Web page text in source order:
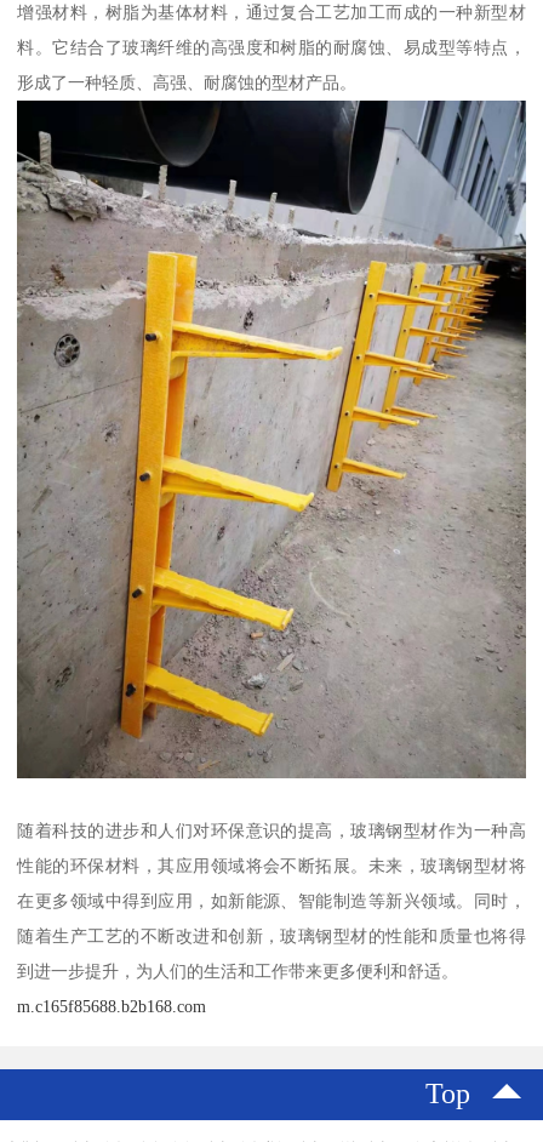
增强材料，树脂为基体材料，通过复合工艺加工而成的一种新型材
料。它结合了玻璃纤维的高强度和树脂的耐腐蚀、易成型等特点，
形成了一种轻质、高强、耐腐蚀的型材产品。
随着科技的进步和人们对环保意识的提高，玻璃钢型材作为一种高
性能的环保材料，其应用领域将会不断拓展。未来，玻璃钢型材将
在更多领域中得到应用，如新能源、智能制造等新兴领域。同时，
随着生产工艺的不断改进和创新，玻璃钢型材的性能和质量也将得
到进一步提升，为人们的生活和工作带来更多便利和舒适。
m.c165f85688.b2b168.com
Top